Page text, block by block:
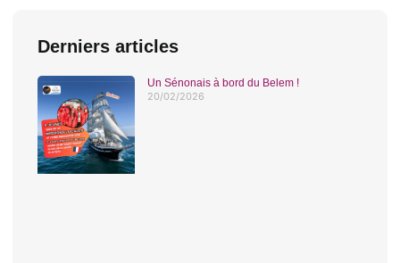
Derniers articles
Un Sénonais à bord du Belem !
20/02/2026